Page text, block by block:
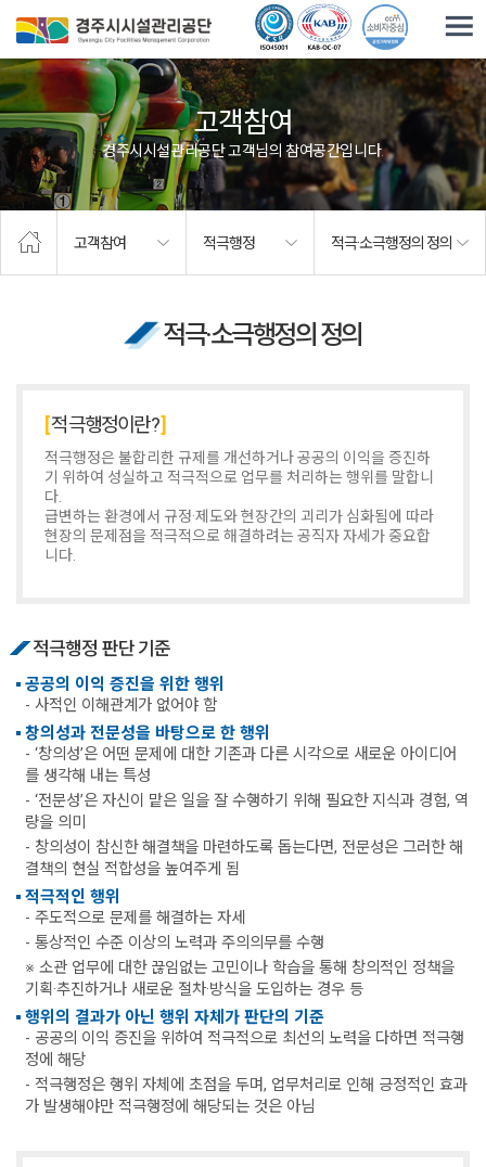
고객참여
경주시시설관리공단 고객님의 참여공간입니다.
고객참여 적극행정 적극·소극행정의 정의
적극·소극행정의 정의
적극행정이란?
적극행정은 불합리한 규제를 개선하거나 공공의 이익을 증진하
기 위하여 성실하고 적극적으로 업무를 처리하는 행위를 말합니
다.
급변하는 환경에서 규정·제도와 현장간의 괴리가 심화됨에 따라
현장의 문제점을 적극적으로 해결하려는 공직자 자세가 중요합
니다.
적극행정 판단 기준
공공의 이익 증진을 위한 행위
- 사적인 이해관계가 없어야 함
창의성과 전문성을 바탕으로 한 행위
- ‘창의성’은 어떤 문제에 대한 기존과 다른 시각으로 새로운 아이디어
를 생각해 내는 특성
- ‘전문성’은 자신이 맡은 일을 잘 수행하기 위해 필요한 지식과 경험, 역
량을 의미
- 창의성이 참신한 해결책을 마련하도록 돕는다면, 전문성은 그러한 해
결책의 현실 적합성을 높여주게 됨
적극적인 행위
- 주도적으로 문제를 해결하는 자세
- 통상적인 수준 이상의 노력과 주의의무를 수행
※ 소관 업무에 대한 끊임없는 고민이나 학습을 통해 창의적인 정책을
기획·추진하거나 새로운 절차·방식을 도입하는 경우 등
행위의 결과가 아닌 행위 자체가 판단의 기준
- 공공의 이익 증진을 위하여 적극적으로 최선의 노력을 다하면 적극행
정에 해당
- 적극행정은 행위 자체에 초점을 두며, 업무처리로 인해 긍정적인 효과
가 발생해야만 적극행정에 해당되는 것은 아님